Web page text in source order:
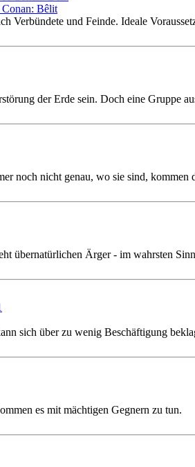
Bêlit
Verbündete und Feinde. Ideale
der Erde sein. Doch eine Gruppe
noch nicht genau, wo sie sind, kommen
übernatürlichen Ärger - im wahrsten
sich über zu wenig Beschäftigung
es mit mächtigen Gegnern zu tun.